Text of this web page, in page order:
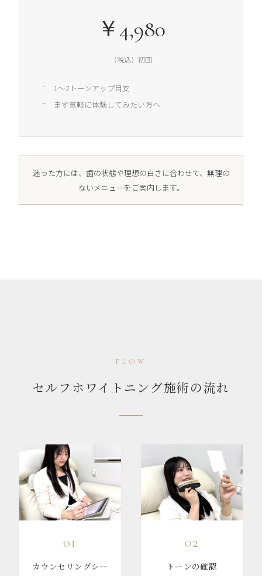
￥4,980
（税込）初回
1～2トーンアップ目安
まず気軽に体験してみたい方へ
迷った方には、歯の状態や理想の白さに合わせて、無理の
ないメニューをご案内します。
FLOW
セルフホワイトニング施術の流れ
01
カウンセリングシー
02
トーンの確認